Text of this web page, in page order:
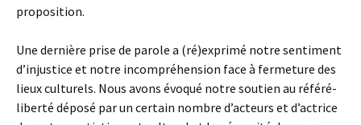
proposition.
Une dernière prise de parole a (ré)exprimé notre sentiment
d’injustice et notre incompréhension face à fermeture des
lieux culturels. Nous avons évoqué notre soutien au référé-
liberté déposé par un certain nombre d’acteurs et d’actrice